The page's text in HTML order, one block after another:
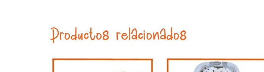
Productos relacionados